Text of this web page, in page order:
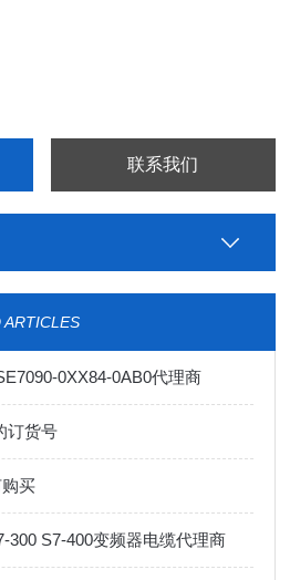
联系我们
ARTICLES
0XX84-0AB0代理商
订货号
买
300 S7-400变频器电缆代理商